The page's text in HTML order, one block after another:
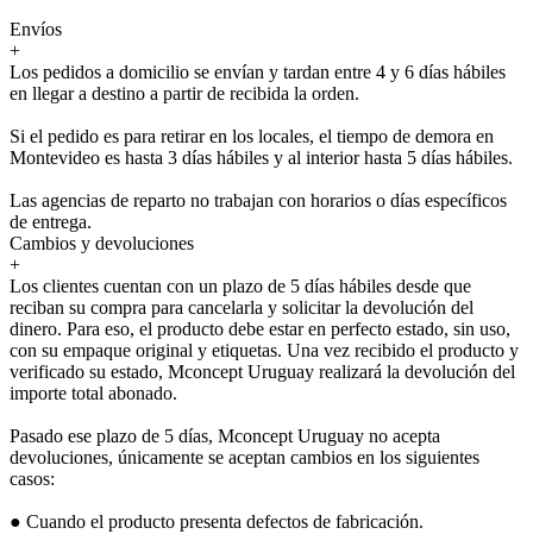
Envíos
+
Los pedidos a domicilio se envían y tardan entre 4 y 6 días hábiles
en llegar a destino a partir de recibida la orden.
Si el pedido es para retirar en los locales, el tiempo de demora en
Montevideo es hasta 3 días hábiles y al interior hasta 5 días hábiles.
Las agencias de reparto no trabajan con horarios o días específicos
de entrega.
Cambios y devoluciones
+
Los clientes cuentan con un plazo de 5 días hábiles desde que
reciban su compra para cancelarla y solicitar la devolución del
dinero. Para eso, el producto debe estar en perfecto estado, sin uso,
con su empaque original y etiquetas. Una vez recibido el producto y
verificado su estado, Mconcept Uruguay realizará la devolución del
importe total abonado.
Pasado ese plazo de 5 días, Mconcept Uruguay no acepta
devoluciones, únicamente se aceptan cambios en los siguientes
casos:
● Cuando el producto presenta defectos de fabricación.